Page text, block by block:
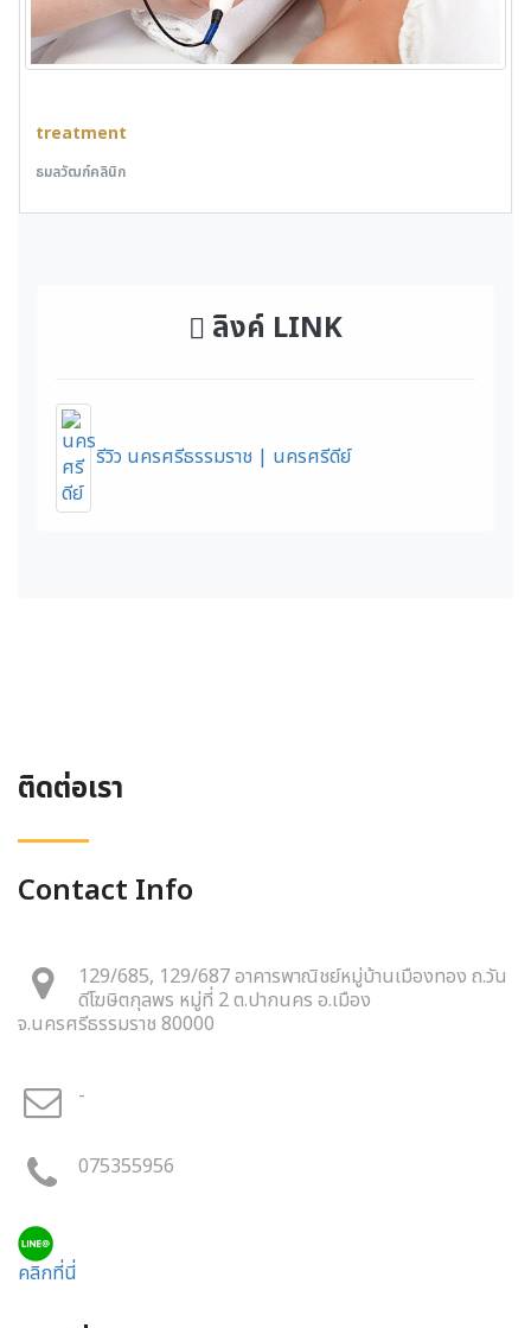
treatment
ธมลวัฒก์คลินิก
ลิงค์ LINK
รีวิว นครศรีธรรมราช | นครศรีดีย์
ติดต่อเรา
Contact Info
129/685, 129/687 อาคารพาณิชย์หมู่บ้านเมืองทอง ถ.วัน
ดีโฆษิตกุลพร หมู่ที่ 2 ต.ปากนคร อ.เมือง
จ.นครศรีธรรมราช 80000
-
075355956
คลิกที่นี่